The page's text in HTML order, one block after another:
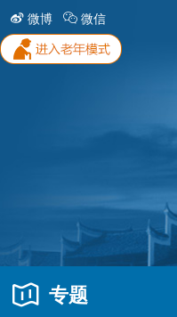
微博 微信
专题